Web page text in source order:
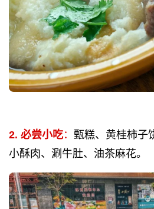
2. 必尝小吃： 甄糕、黄桂柿子
小酥肉、涮牛肚、油茶麻花。